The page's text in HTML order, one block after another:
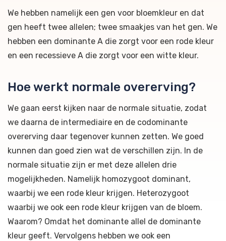
We hebben namelijk een gen voor bloemkleur en dat
gen heeft twee allelen; twee smaakjes van het gen. We
hebben een dominante A die zorgt voor een rode kleur
en een recessieve A die zorgt voor een witte kleur.
Hoe werkt normale overerving?
We gaan eerst kijken naar de normale situatie, zodat
we daarna de intermediaire en de codominante
overerving daar tegenover kunnen zetten. We goed
kunnen dan goed zien wat de verschillen zijn. In de
normale situatie zijn er met deze allelen drie
mogelijkheden. Namelijk homozygoot dominant,
waarbij we een rode kleur krijgen. Heterozygoot
waarbij we ook een rode kleur krijgen van de bloem.
Waarom? Omdat het dominante allel de dominante
kleur geeft. Vervolgens hebben we ook een